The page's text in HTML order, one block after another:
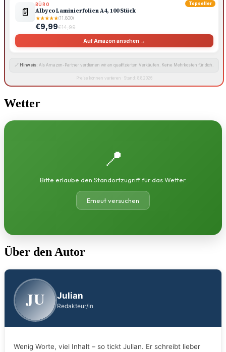
Topseller
📄
BÜRO
Albyco Laminierfolien A4, 100 Stück
★★★★★(11.800)
€9,99€14,99
Auf Amazon ansehen →
🔗 Hinweis: Als Amazon-Partner verdienen wir an qualifizierten Verkäufen. Keine Mehrkosten für dich.
Preise können variieren · Stand: 8.8.2026
Wetter
📍
Bitte erlaube den Standortzugriff für das Wetter.
Erneut versuchen
Über den Autor
JU Julian
Redakteur/in
Wenig Worte, viel Inhalt – so tickt Julian. Er schreibt lieber